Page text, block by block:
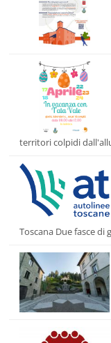
territori colpidi
Toscana Due fasce di